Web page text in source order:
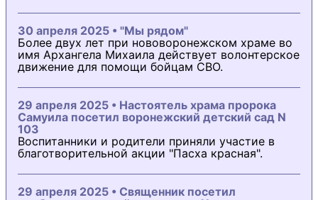
30 апреля 2025 • "Мы рядом"
Более двух лет при нововоронежском храме во
имя Архангела Михаила действует волонтерское
движение для помощи бойцам СВО.
29 апреля 2025 • Настоятель храма пророка
Самуила посетил воронежский детский сад N
103
Воспитанники и родители приняли участие в
благотворительной акции "Пасха красная".
29 апреля 2025 • Священник посетил